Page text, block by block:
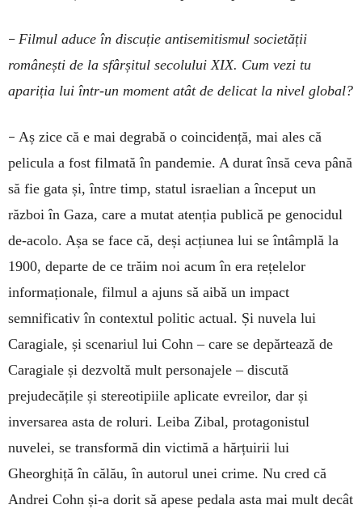
– Filmul aduce în discuție antisemitismul societății
românești de la sfârșitul secolului XIX. Cum vezi tu
apariția lui într-un moment atât de delicat la nivel global?
– Aș zice că e mai degrabă o coincidență, mai ales că
pelicula a fost filmată în pandemie. A durat însă ceva până
să fie gata și, între timp, statul israelian a început un
război în Gaza, care a mutat atenția publică pe genocidul
de-acolo. Așa se face că, deși acțiunea lui se întâmplă la
1900, departe de ce trăim noi acum în era rețelelor
informaționale, filmul a ajuns să aibă un impact
semnificativ în contextul politic actual. Și nuvela lui
Caragiale, și scenariul lui Cohn – care se depărtează de
Caragiale și dezvoltă mult personajele – discută
prejudecățile și stereotipiile aplicate evreilor, dar și
inversarea asta de roluri. Leiba Zibal, protagonistul
nuvelei, se transformă din victimă a hărțuirii lui
Gheorghiță în călău, în autorul unei crime. Nu cred că
Andrei Cohn și-a dorit să apese pedala asta mai mult decât